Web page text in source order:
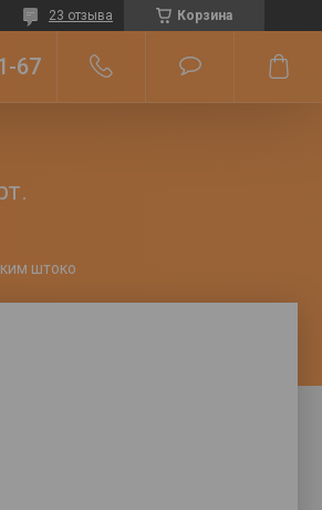
Корзина
23 отзыва
67